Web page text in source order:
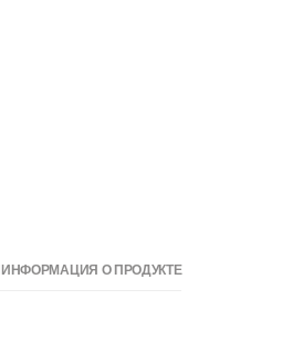
ИНФОРМАЦИЯ О ПРОДУКТЕ